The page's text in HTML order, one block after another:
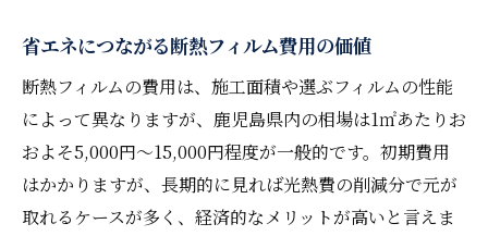
省エネにつながる断熱フィルム費用の価値
断熱フィルムの費用は、施工面積や選ぶフィルムの性能
によって異なりますが、鹿児島県内の相場は1㎡あたりお
およそ5,000円～15,000円程度が一般的です。初期費用
はかかりますが、長期的に見れば光熱費の削減分で元が
取れるケースが多く、経済的なメリットが高いと言えま